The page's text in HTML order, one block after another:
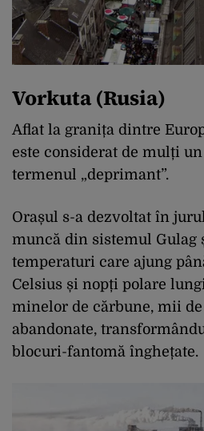
Vorkuta (Rusia)
Aflat la granița dintre
este considerat de mulți
termenul „deprimant”.
Orașul s-a dezvoltat în
muncă din sistemul Gulag
temperaturi care ajung
Celsius și nopți polare
minelor de cărbune, mii
abandonate,
blocuri-fantomă înghețate.